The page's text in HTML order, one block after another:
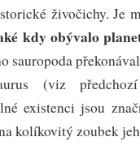
živočichy. Je
kdy obývalo
sauropoda
(viz
existenci jsou
kolíkovitý zoubek